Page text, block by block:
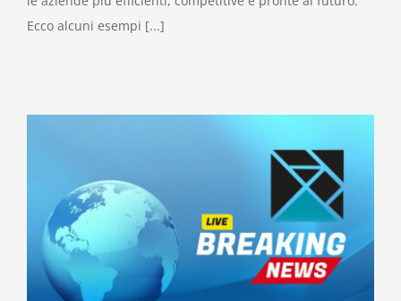
Ecco alcuni esempi [...]